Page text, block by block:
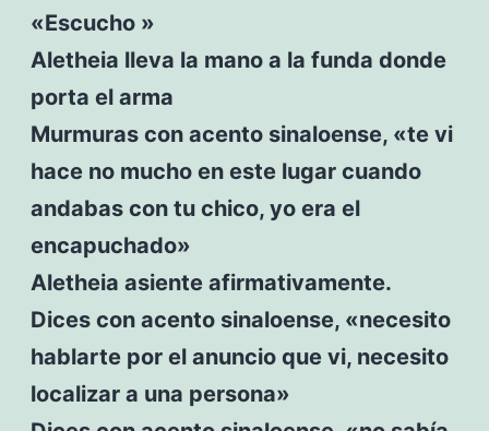
«Escucho »
Aletheia lleva la mano a la funda donde
porta el arma
Murmuras con acento sinaloense, «te vi
hace no mucho en este lugar cuando
andabas con tu chico, yo era el
encapuchado»
Aletheia asiente afirmativamente.
Dices con acento sinaloense, «necesito
hablarte por el anuncio que vi, necesito
localizar a una persona»